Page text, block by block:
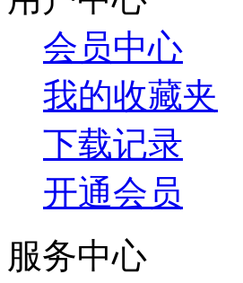
会员中心
我的收藏夹
下载记录
开通会员
服务中心